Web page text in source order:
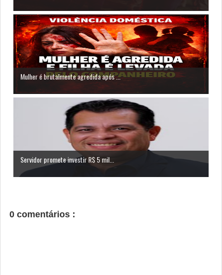
Mulher é brutalmente agredida após ...
Servidor promete investir R$ 5 mil...
0 comentários :